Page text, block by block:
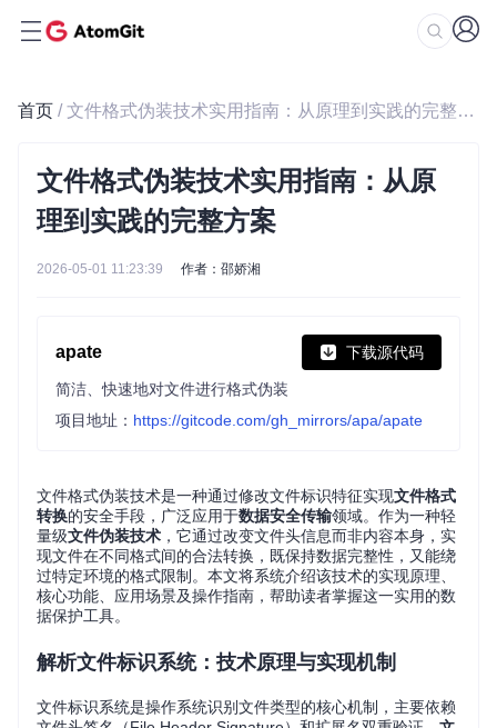
首页 / 文件格式伪装技术实用指南：从原理到实践的完整方案
文件格式伪装技术实用指南：从原
理到实践的完整方案
2026-05-01 11:23:39 作者：邵娇湘
apate 下载源代码
简洁、快速地对文件进行格式伪装
项目地址： https://gitcode.com/gh_mirrors/apa/apate
文件格式伪装技术是一种通过修改文件标识特征实现文件格式
转换的安全手段，广泛应用于数据安全传输领域。作为一种轻
量级文件伪装技术 ，它通过改变文件头信息而非内容本身，实
现文件在不同格式间的合法转换，既保持数据完整性，又能绕
过特定环境的格式限制。本文将系统介绍该技术的实现原理、
核心功能、应用场景及操作指南，帮助读者掌握这一实用的数
据保护工具。
解析文件标识系统：技术原理与实现机制
文件标识系统是操作系统识别文件类型的核心机制，主要依赖